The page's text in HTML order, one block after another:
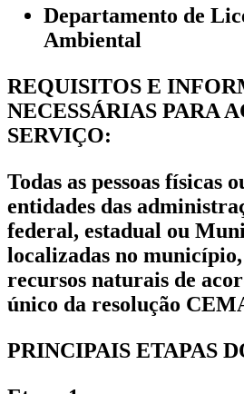
Departamento de
Ambiental
REQUISITOS E
NECESSÁRIAS PARA
SERVIÇO:
Todas as pessoas físicas
entidades das
federal, estadual ou
localizadas no
recursos naturais de
único da resolução
PRINCIPAIS ETAPAS